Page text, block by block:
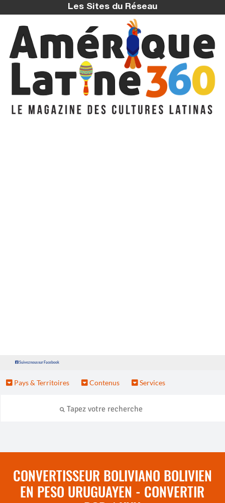
Les Sites du Réseau
Suivez nous sur Facebook
Pays & Territoires Contenus Services
CONVERTISSEUR BOLIVIANO BOLIVIEN
EN PESO URUGUAYEN - CONVERTIR